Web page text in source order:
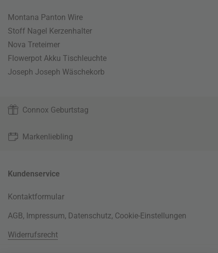
Montana Panton Wire
Stoff Nagel Kerzenhalter
Nova Treteimer
Flowerpot Akku Tischleuchte
Joseph Joseph Wäschekorb
Connox Geburtstag
Markenliebling
Kundenservice
Kontaktformular
AGB, Impressum, Datenschutz, Cookie-Einstellungen
Widerrufsrecht